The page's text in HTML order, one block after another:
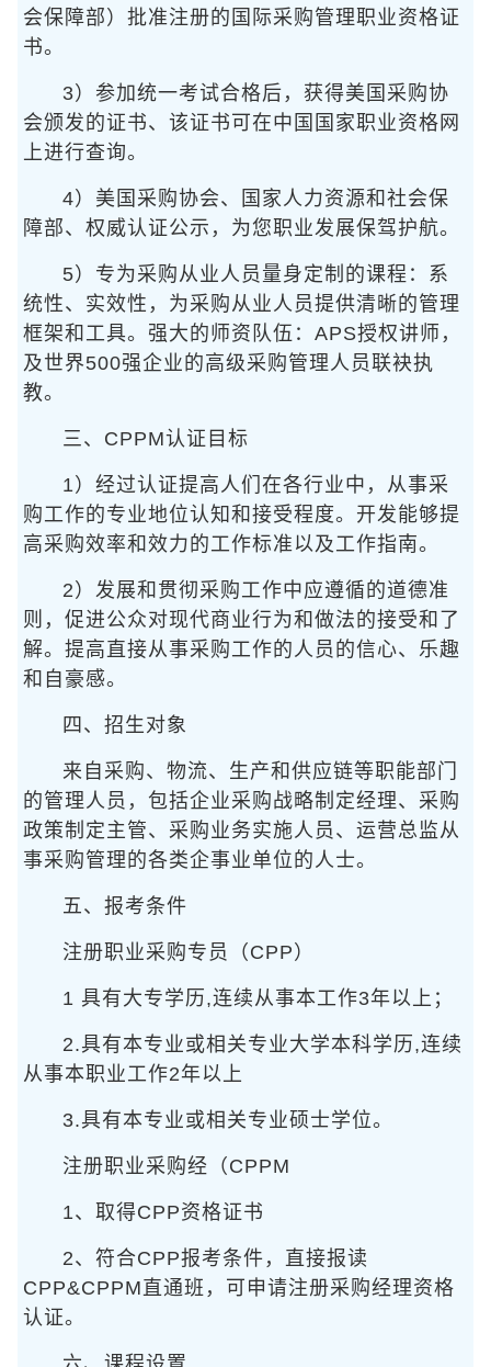
会保障部）批准注册的国际采购管理职业资格证
书。
3）参加统一考试合格后，获得美国采购协
会颁发的证书、该证书可在中国国家职业资格网
上进行查询。
4）美国采购协会、国家人力资源和社会保
障部、权威认证公示，为您职业发展保驾护航。
5）专为采购从业人员量身定制的课程：系
统性、实效性，为采购从业人员提供清晰的管理
框架和工具。强大的师资队伍：APS授权讲师，
及世界500强企业的高级采购管理人员联袂执
教。
三、CPPM认证目标
1）经过认证提高人们在各行业中，从事采
购工作的专业地位认知和接受程度。开发能够提
高采购效率和效力的工作标准以及工作指南。
2）发展和贯彻采购工作中应遵循的道德准
则，促进公众对现代商业行为和做法的接受和了
解。提高直接从事采购工作的人员的信心、乐趣
和自豪感。
四、招生对象
来自采购、物流、生产和供应链等职能部门
的管理人员，包括企业采购战略制定经理、采购
政策制定主管、采购业务实施人员、运营总监从
事采购管理的各类企事业单位的人士。
五、报考条件
注册职业采购专员（CPP）
1 具有大专学历,连续从事本工作3年以上；
2.具有本专业或相关专业大学本科学历,连续
从事本职业工作2年以上
3.具有本专业或相关专业硕士学位。
注册职业采购经（CPPM
1、取得CPP资格证书
2、符合CPP报考条件，直接报读
CPP&CPPM直通班，可申请注册采购经理资格
认证。